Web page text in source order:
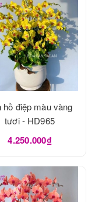
hồ điệp màu vàng
tươi - HD965
4.250.000₫